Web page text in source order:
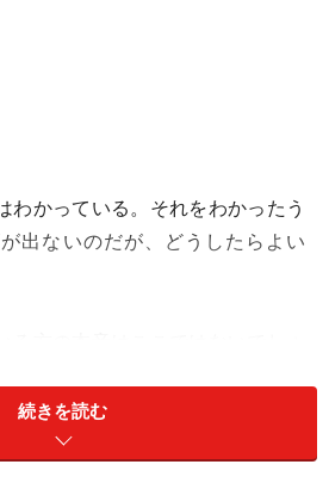
わかっている。それをわかったう
出ないのだが、どうしたらよい
の方法をいくつかご紹介したいと
続きを読む